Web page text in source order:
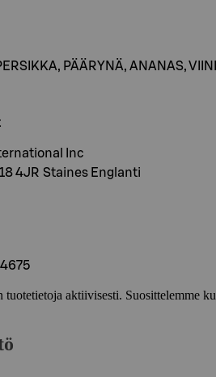
PÄÄRYNÄ, ANANAS,
Inc
4JR Staines Englanti
tuotetietoja aktiivisesti. Suosittelemme